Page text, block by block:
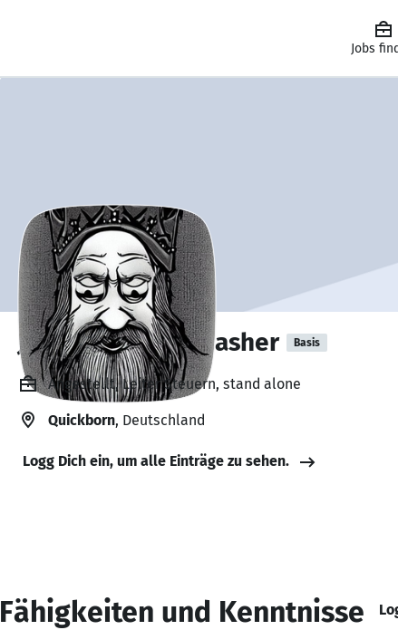
Jobs
Janson ButtonSmasher Basis
Angestellt, Leiter Steuern, stand alone
Quickborn, Deutschland
Logg Dich ein, um alle Einträge zu sehen.
Fähigkeiten und Kenntnisse